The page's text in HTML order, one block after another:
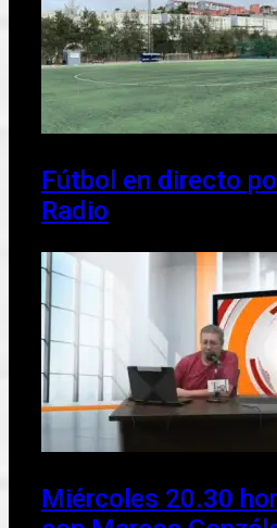
Fútbol en directo
Radio
Miércoles 20.30